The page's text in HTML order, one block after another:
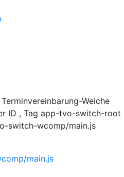
Weiche
ID , Tag app-tvo-switch-root
switch-wcomp/main.js
main.js